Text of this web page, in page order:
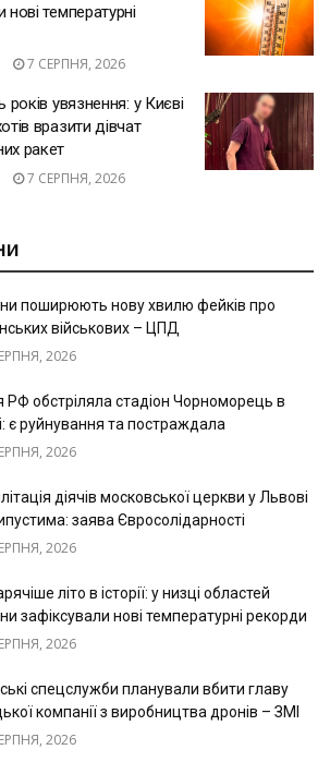
нові температурні
7 СЕРПНЯ, 2026
років увязнення: у Києві
вразити дівчат
ракет
7 СЕРПНЯ, 2026
поширюють нову хвилю фейків про
військових – ЦПД
2026
РФ обстріляла стадіон Чорноморець в
є руйнування та постраждала
2026
діячів московської церкви у Львові
заява Євросолідарності
2026
літо в історії: у низці областей
зафіксували нові температурні рекорди
2026
спецслужби планували вбити главу
компанії з виробництва дронів – ЗМІ
2026